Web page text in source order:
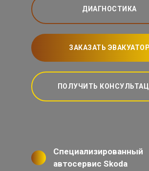
ДИАГНОСТИКА
ЗАКАЗАТЬ ЭВАКУАТОР
ПОЛУЧИТЬ
Специализированный
автосервис Skoda